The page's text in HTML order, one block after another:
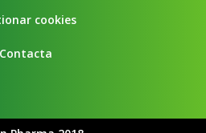
cookies
Contacta